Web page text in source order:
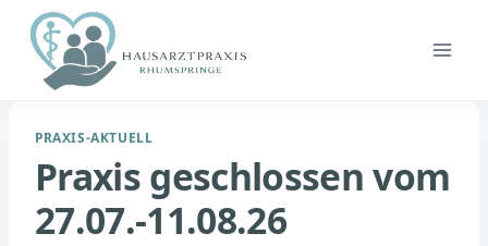
Zum
Inhalt
springen
PRAXIS-AKTUELL
Praxis geschlossen vom
27.07.-11.08.26